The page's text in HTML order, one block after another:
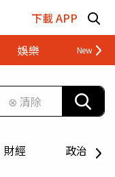
下載 APP
娛樂 財經
⊗ 清除
財經 政治